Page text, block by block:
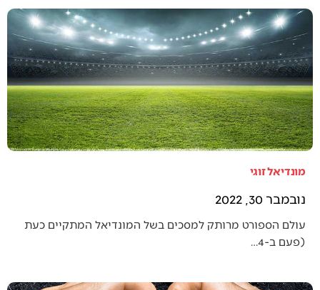
מונדיאל זוגי
נובמבר 30, 2022
עולם הספורט מרותק למסכים בשל המונדיאל המתקיים כעת
(פעם ב-4…